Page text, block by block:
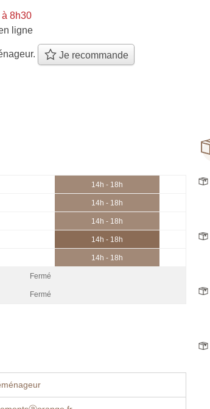
à 8h30
ligne
Je recommande
14h - 18h
14h - 18h
14h - 18h
14h - 18h
14h - 18h
Fermé
Fermé